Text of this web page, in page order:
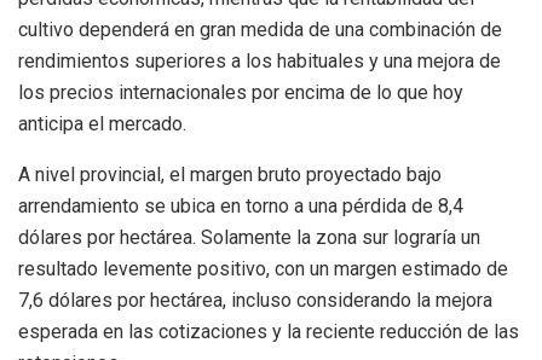
cultivo dependerá en gran medida de una combinación de
rendimientos superiores a los habituales y una mejora de
los precios internacionales por encima de lo que hoy
anticipa el mercado.
A nivel provincial, el margen bruto proyectado bajo
arrendamiento se ubica en torno a una pérdida de 8,4
dólares por hectárea. Solamente la zona sur lograría un
resultado levemente positivo, con un margen estimado de
7,6 dólares por hectárea, incluso considerando la mejora
esperada en las cotizaciones y la reciente reducción de las